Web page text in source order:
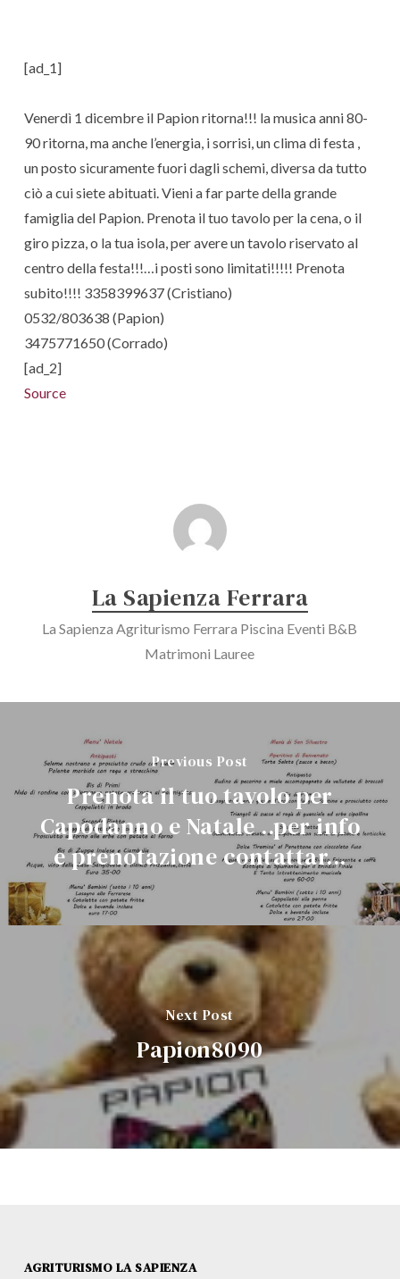
[ad_1]
Venerdì 1 dicembre il Papion ritorna!!! la musica anni 80-
90 ritorna, ma anche l’energia, i sorrisi, un clima di festa ,
un posto sicuramente fuori dagli schemi, diversa da tutto
ciò a cui siete abituati. Vieni a far parte della grande
famiglia del Papion. Prenota il tuo tavolo per la cena, o il
giro pizza, o la tua isola, per avere un tavolo riservato al
centro della festa!!!…i posti sono limitati!!!!! Prenota
subito!!!! 3358399637 (Cristiano)
0532/803638 (Papion)
3475771650 (Corrado)
[ad_2]
Source
La Sapienza Ferrara
La Sapienza Agriturismo Ferrara Piscina Eventi B&B
Matrimoni Lauree
Previous Post
Prenota il tuo tavolo per
Capodanno e Natale ..per info
e prenotazione contattar...
Next Post
Papion8090
AGRITURISMO LA SAPIENZA